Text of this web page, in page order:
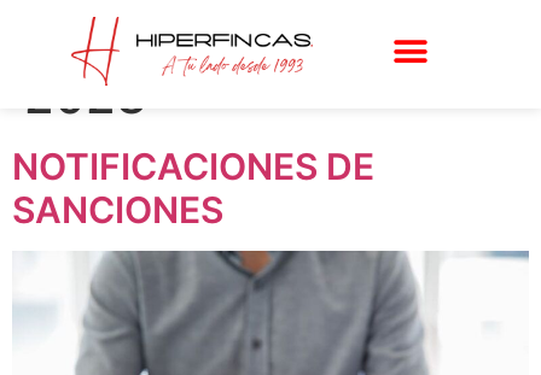
Día: 8 de marzo de
2023
NOTIFICACIONES DE
SANCIONES